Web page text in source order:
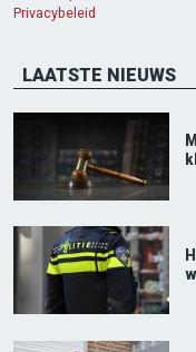
Privacybeleid
LAATSTE NIEUWS